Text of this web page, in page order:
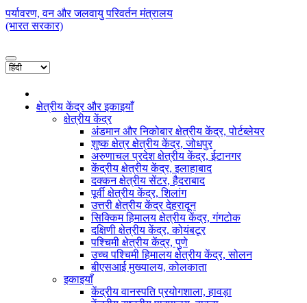
पर्यावरण, वन और जलवायु परिवर्तन मंत्रालय
(भारत सरकार)
क्षेत्रीय केंद्र और इकाइयाँ
क्षेत्रीय केंद्र
अंडमान और निकोबार क्षेत्रीय केंद्र, पोर्टब्लेयर
शुष्क क्षेत्र क्षेत्रीय केंद्र, जोधपुर
अरुणाचल प्रदेश क्षेत्रीय केंद्र, ईटानगर
केंद्रीय क्षेत्रीय केंद्र, इलाहाबाद
दक्कन क्षेत्रीय सेंटर, हैदराबाद
पूर्वी क्षेत्रीय केंद्र, शिलांग
उत्तरी क्षेत्रीय केंद्र देहरादून
सिक्किम हिमालय क्षेत्रीय केंद्र, गंगटोक
दक्षिणी क्षेत्रीय केंद्र, कोयंबटूर
पश्चिमी क्षेत्रीय केंद्र, पुणे
उच्च पश्चिमी हिमालय क्षेत्रीय केंद्र, सोलन
बीएसआई मुख्यालय, कोलकाता
इकाइयाँ
केंद्रीय वानस्पति प्रयोगशाला, हावड़ा